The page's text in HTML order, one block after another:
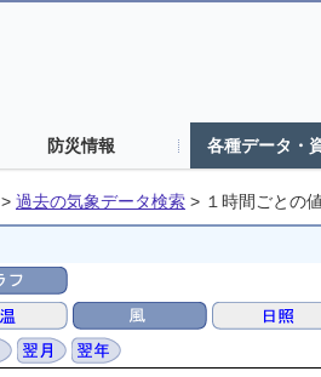
防災情報 各種データ・
> 過去の気象データ検索 > １時間ごとの